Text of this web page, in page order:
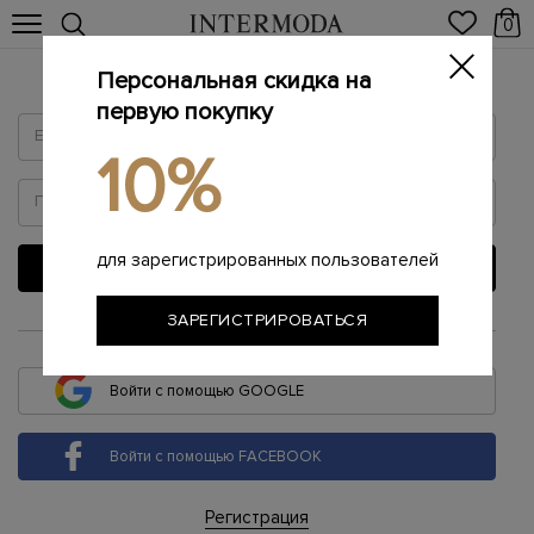
0
Войти
ВОЙТИ
или
Войти с помощью GOOGLE
Войти с помощью FACEBOOK
Регистрация
Персональная скидка на
первую покупку
10%
для зарегистрированных пользователей
ЗАРЕГИСТРИРОВАТЬСЯ